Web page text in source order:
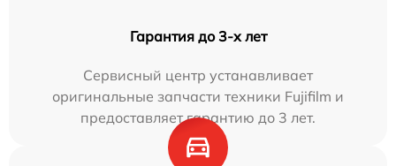
Гарантия до 3-х лет
Сервисный центр устанавливает
оригинальные запчасти техники Fujifilm и
предоставляет гарантию до 3 лет.